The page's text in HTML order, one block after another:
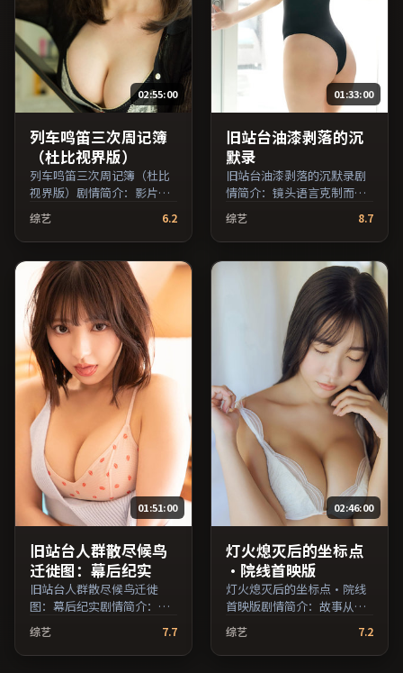
02:55:00
列车鸣笛三次周记簿
（杜比视界版）
列车鸣笛三次周记簿（杜比
视界版）剧情简介：影片以
冷静叙事铺陈人物处境，现
实压力与理想执念相互拉
扯；由徐克执导，鲁妮·玛
拉、妻夫木聪、黄政民等主
演，韩国出品，科幻类型，
2016年上映 / 2016年6月10
日于韩国地区院线首映，网
络平台同步更新片源。影片
信息含剧情简介与主创阵
容，便于检索与比对。（国
产影视资源大全免费条目索
引，支持片名与演员交叉检
索。）
综艺 6.2
01:33:00
旧站台油漆剥落的沉
默录
旧站台油漆剥落的沉默录剧
情简介：镜头语言克制而富
有张力，剪辑节奏贴合人物
心理的起伏；由张艾嘉执
导，李秉宪、易烊千玺、王
俊凯等主演，中国大陆出
品，冒险类型，2018年上映
/ 2018年9月10日于中国大陆
地区院线首映，网络平台同
步更新片源。推荐给喜爱现
实主义叙事与人文关怀题材
的影迷。（国产影视资源大
全免费条目索引，支持片名
与演员交叉检索。）
综艺 8.7
01:51:00
旧站台人群散尽候鸟
迁徙图：幕后纪实
旧站台人群散尽候鸟迁徙
图：幕后纪实剧情简介：节
奏在沉静与爆发之间交替，
悬念逐步揭开却保留开放式
回味；由乌尔善执导，沈
综艺 7.7
02:46:00
灯火熄灭后的坐标点
·院线首映版
灯火熄灭后的坐标点·院线
首映版剧情简介：故事从一
场偶然相遇切入，时代变迁
作为隐性背景贯穿始终；由
毕赣执导，张译、沈腾、木
综艺 7.2